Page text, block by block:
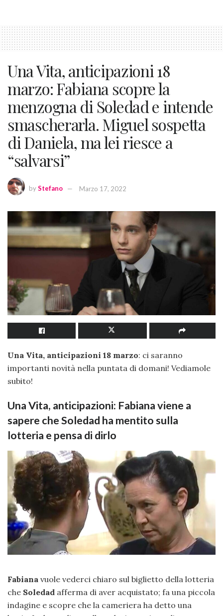
Una Vita, anticipazioni 18
marzo: Fabiana scopre la
menzogna di Soledad e intende
smascherarla. Miguel sospetta
di Daniela, ma lei riesce a
“salvarsi”
byStefano Marzo 17, 2022
Una Vita, anticipazioni 18 marzo: ci saranno
importanti novità nella puntata di domani! Vediamole
subito!
Una Vita, anticipazioni: Fabiana viene a
sapere che Soledad ha mentito sulla
lotteria e pensa di dirlo
Fabiana vuole vederci chiaro sul biglietto della lotteria
che Soledad afferma di aver acquistato; fa una piccola
indagine e scopre che la cameriera ha detto una